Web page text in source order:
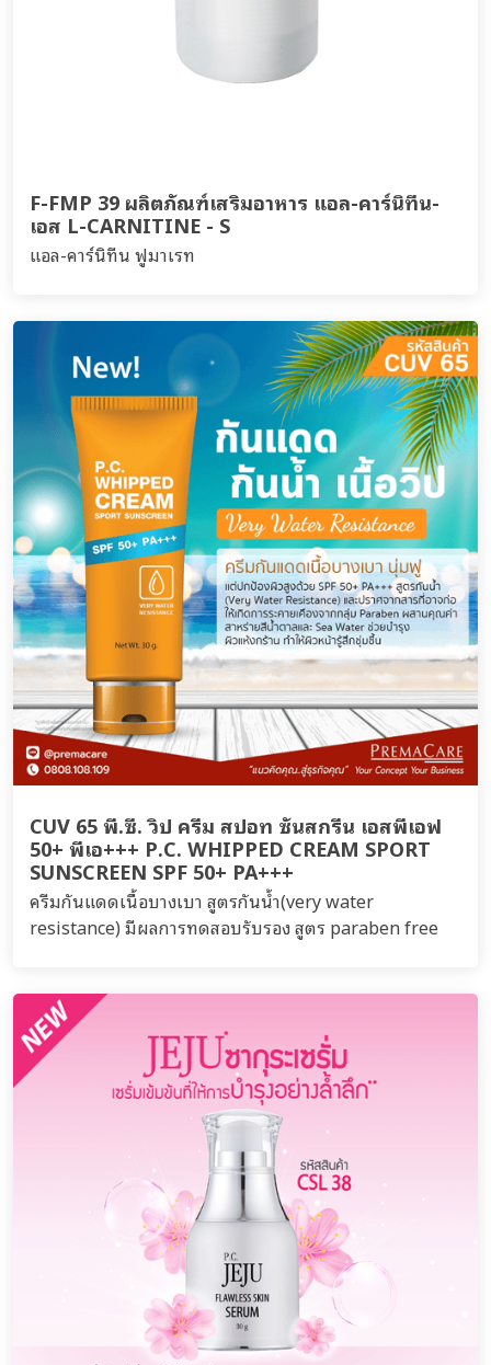
F-FMP 39 ผลิตภัณฑ์เสริมอาหาร แอล-คาร์นิทีน-
เอส L-CARNITINE - S
แอล-คาร์นิทีน ฟูมาเรท
CUV 65 พี.ซี. วิป ครีม สปอท ซันสกรีน เอสพีเอฟ
50+ พีเอ+++ P.C. WHIPPED CREAM SPORT
SUNSCREEN SPF 50+ PA+++
ครีมกันแดดเนื้อบางเบา สูตรกันน้ำ(very water
resistance) มีผลการทดสอบรับรอง สูตร paraben free